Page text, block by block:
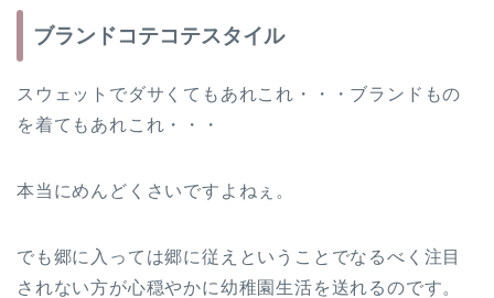
ブランドコテコテスタイル
スウェットでダサくてもあれこれ・・・ブランドもの
を着てもあれこれ・・・
本当にめんどくさいですよねぇ。
でも郷に入っては郷に従えということでなるべく注目
されない方が心穏やかに幼稚園生活を送れるのです。